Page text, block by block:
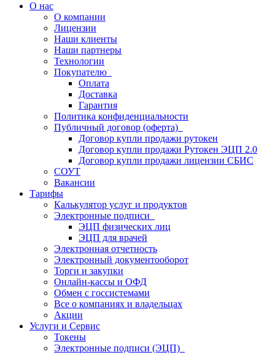
О нас
О компании
Лицензии
Наши клиенты
Наши партнеры
Технологии
Покупателю
Оплата
Доставка
Гарантия
Политика конфиденциальности
Публичный договор (оферта)
Договор купли продажи рутокен
Договор купли продажи Рутокен ЭЦП 2.0
Договор купли продажи лицензии СБИС
СОУТ
Вакансии
Тарифы
Калькулятор услуг и продуктов
Электронные подписи
ЭЦП физических лиц
ЭЦП для врачей
Электронная отчетность
Электронный документооборот
Торги и закупки
Онлайн-кассы и ОФД
Обмен с госсистемами
Все о компаниях и владельцах
Акции
Услуги и Сервис
Токены
Электронные подписи (ЭЦП)